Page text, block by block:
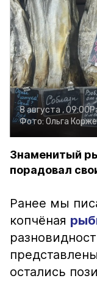
8 августа , 09:00
Фото: Ольга
Знаменитый
порадовал
Ранее мы
копчёная
остались